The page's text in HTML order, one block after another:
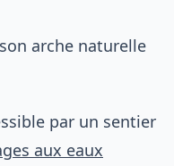
arche naturelle
par un sentier
aux eaux